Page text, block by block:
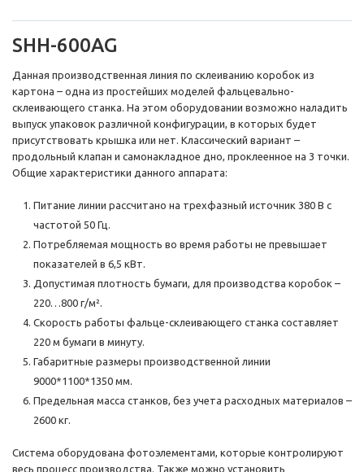
SHH-600AG
Данная производственная линия по склеиванию коробок из
картона – одна из простейших моделей фальцевально-
склеивающего станка. На этом оборудовании возможно наладить
выпуск упаковок различной конфигурации, в которых будет
присутствовать крышка или нет. Классический вариант –
продольный клапан и самонакладное дно, проклеенное на 3 точки.
Общие характеристики данного аппарата:
Питание линии рассчитано на трехфазный источник 380 В с
частотой 50 Гц.
Потребляемая мощность во время работы не превышает
показателей в 6,5 кВт.
Допустимая плотность бумаги, для производства коробок –
220…800 г/м².
Скорость работы фальце-склеивающего станка составляет
220 м бумаги в минуту.
Габаритные размеры производственной линии
9000*1100*1350 мм.
Предельная масса станков, без учета расходных материалов –
2600 кг.
Система оборудована фотоэлементами, которые контролируют
весь процесс производства. Также можно установить